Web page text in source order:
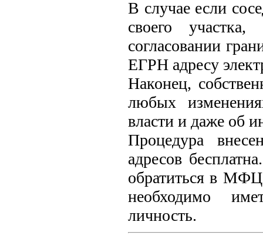
В случае если
своего
согласовании
ЕГРН адресу
Наконец,
любых
власти и даже об
Процедура
адресов
обратиться в
необходимо
личность.